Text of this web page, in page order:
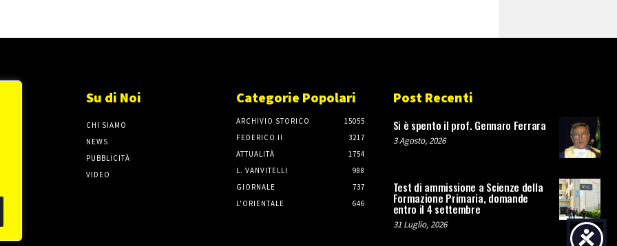
Su di Noi
CHI SIAMO
NEWS
PUBBLICITÀ
VIDEO
Categorie Popolari
ARCHIVIO STORICO
15055
FEDERICO II
3217
ATTUALITÀ
1754
L. VANVITELLI
988
GIORNALE
737
L'ORIENTALE
646
Post Recenti
Si è spento il prof. Gennaro Ferrara
3 Agosto, 2026
Test di ammissione a Scienze della
Formazione Primaria, domande
entro il 4 settembre
31 Luglio, 2026